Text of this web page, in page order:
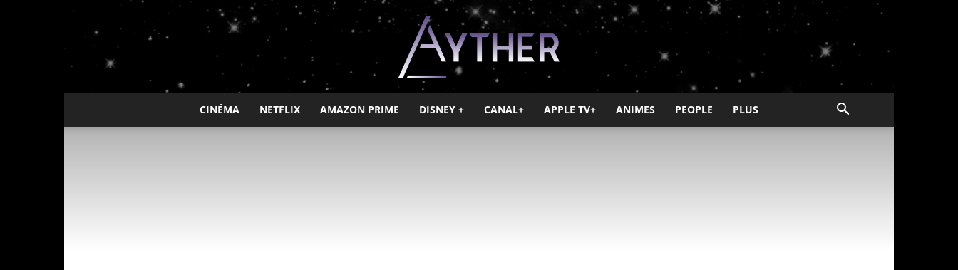
Ayther
CINÉMA NETFLIX AMAZON PRIME DISNEY + CANAL+ APPLE TV+ ANIMES PEOPLE PLUS